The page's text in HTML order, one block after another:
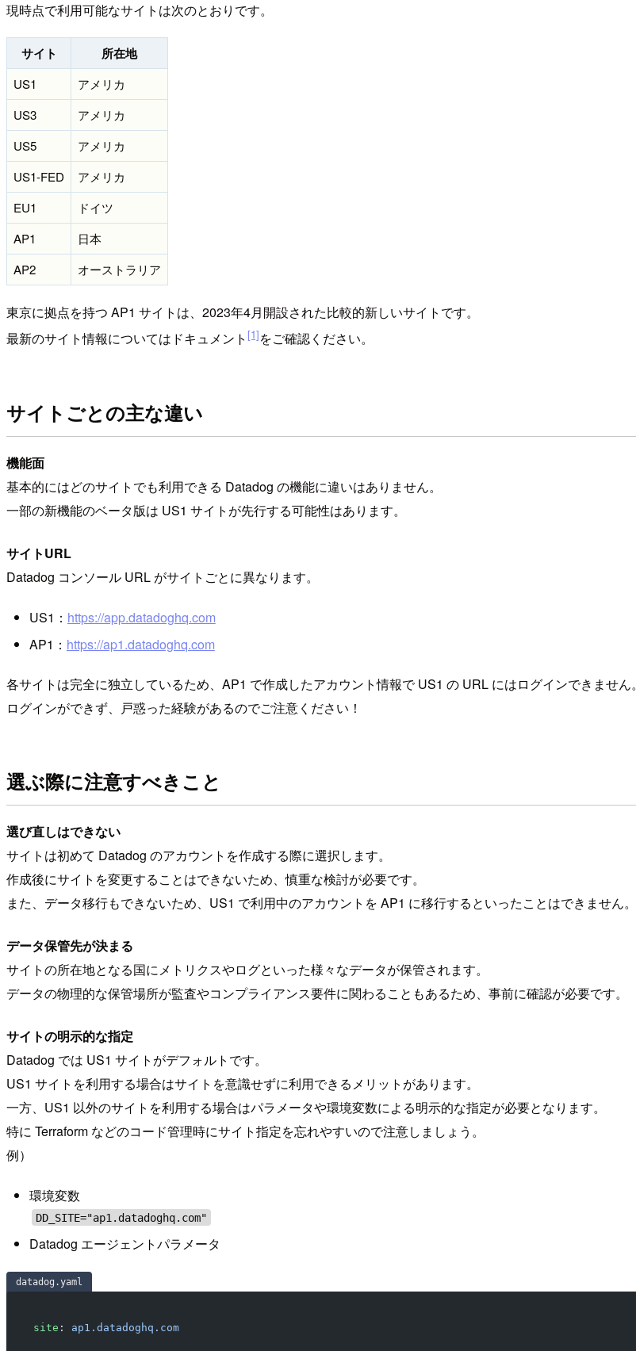
現時点で利用可能なサイトは次のとおりです。
サイト 所在地
US1
アメリカ
US3
アメリカ
US5
アメリカ
US1-FED
アメリカ
EU1
ドイツ
AP1
日本
AP2
オーストラリア
東京に拠点を持つ AP1 サイトは、2023年4月開設された比較的新しいサイトです。
最新のサイト情報についてはドキュメント [1]をご確認ください。
サイトごとの主な違い
機能面
基本的にはどのサイトでも利用できる Datadog の機能に違いはありません。
一部の新機能のベータ版は US1 サイトが先行する可能性はあります。
サイトURL
Datadog コンソール URL がサイトごとに異なります。
US1： https://app.datadoghq.com
AP1： https://ap1.datadoghq.com
各サイトは完全に独立しているため、AP1 で作成したアカウント情報で US1 の URL にはログインできません。
ログインができず、戸惑った経験があるのでご注意ください！
選ぶ際に注意すべきこと
選び直しはできない
サイトは初めて Datadog のアカウントを作成する際に選択します。
作成後にサイトを変更することはできないため、慎重な検討が必要です。
また、データ移行もできないため、US1 で利用中のアカウントを AP1 に移行するといったことはできません。
データ保管先が決まる
サイトの所在地となる国にメトリクスやログといった様々なデータが保管されます。
データの物理的な保管場所が監査やコンプライアンス要件に関わることもあるため、事前に確認が必要です。
サイトの明示的な指定
Datadog では US1 サイトがデフォルトです。
US1 サイトを利用する場合はサイトを意識せずに利用できるメリットがあります。
一方、US1 以外のサイトを利用する場合はパラメータや環境変数による明示的な指定が必要となります。
特に Terraform などのコード管理時にサイト指定を忘れやすいので注意しましょう。
例）
環境変数
DD_SITE="ap1.datadoghq.com"
Datadog エージェントパラメータ
datadog.yaml
site : ap1.datadoghq.com